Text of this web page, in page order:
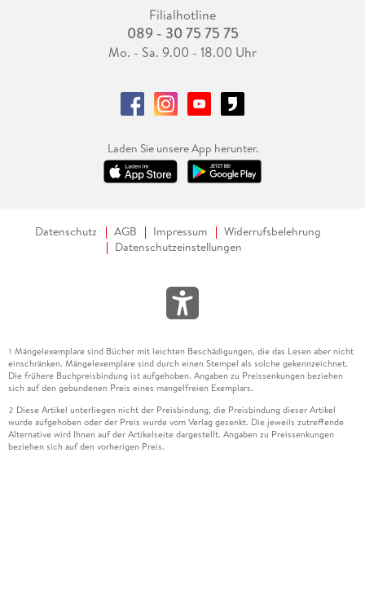
Filialhotline
089 - 30 75 75 75
Mo. - Sa. 9.00 - 18.00 Uhr
Laden Sie unsere App herunter.
Datenschutz AGB Impressum
Widerrufsbelehrung
Datenschutzeinstellungen
1 Mängelexemplare sind Bücher mit leichten Beschädigungen, die das Lesen aber nicht
einschränken. Mängelexemplare sind durch einen Stempel als solche gekennzeichnet.
Die frühere Buchpreisbindung ist aufgehoben. Angaben zu Preissenkungen beziehen
sich auf den gebundenen Preis eines mangelfreien Exemplars.
2 Diese Artikel unterliegen nicht der Preisbindung, die Preisbindung dieser Artikel
wurde aufgehoben oder der Preis wurde vom Verlag gesenkt. Die jeweils zutreffende
Alternative wird Ihnen auf der Artikelseite dargestellt. Angaben zu Preissenkungen
beziehen sich auf den vorherigen Preis.